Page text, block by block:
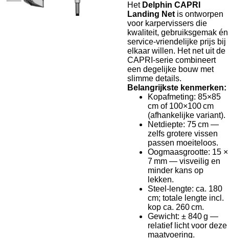
Het Delphin CAPRI
Landing Net is ontworpen
voor karpervissers die
kwaliteit, gebruiksgemak én
service-vriendelijke prijs bij
elkaar willen. Het net uit de
CAPRI-serie combineert
een degelijke bouw met
slimme details.
Belangrijkste kenmerken:
Kopafmeting: 85×85
cm of 100×100 cm
(afhankelijke variant).
Netdiepte: 75 cm —
zelfs grotere vissen
passen moeiteloos.
Oogmaasgrootte: 15 ×
7 mm — visveilig en
minder kans op
lekken.
Steel-lengte: ca. 180
cm; totale lengte incl.
kop ca. 260 cm.
Gewicht: ± 840 g —
relatief licht voor deze
maatvoering.